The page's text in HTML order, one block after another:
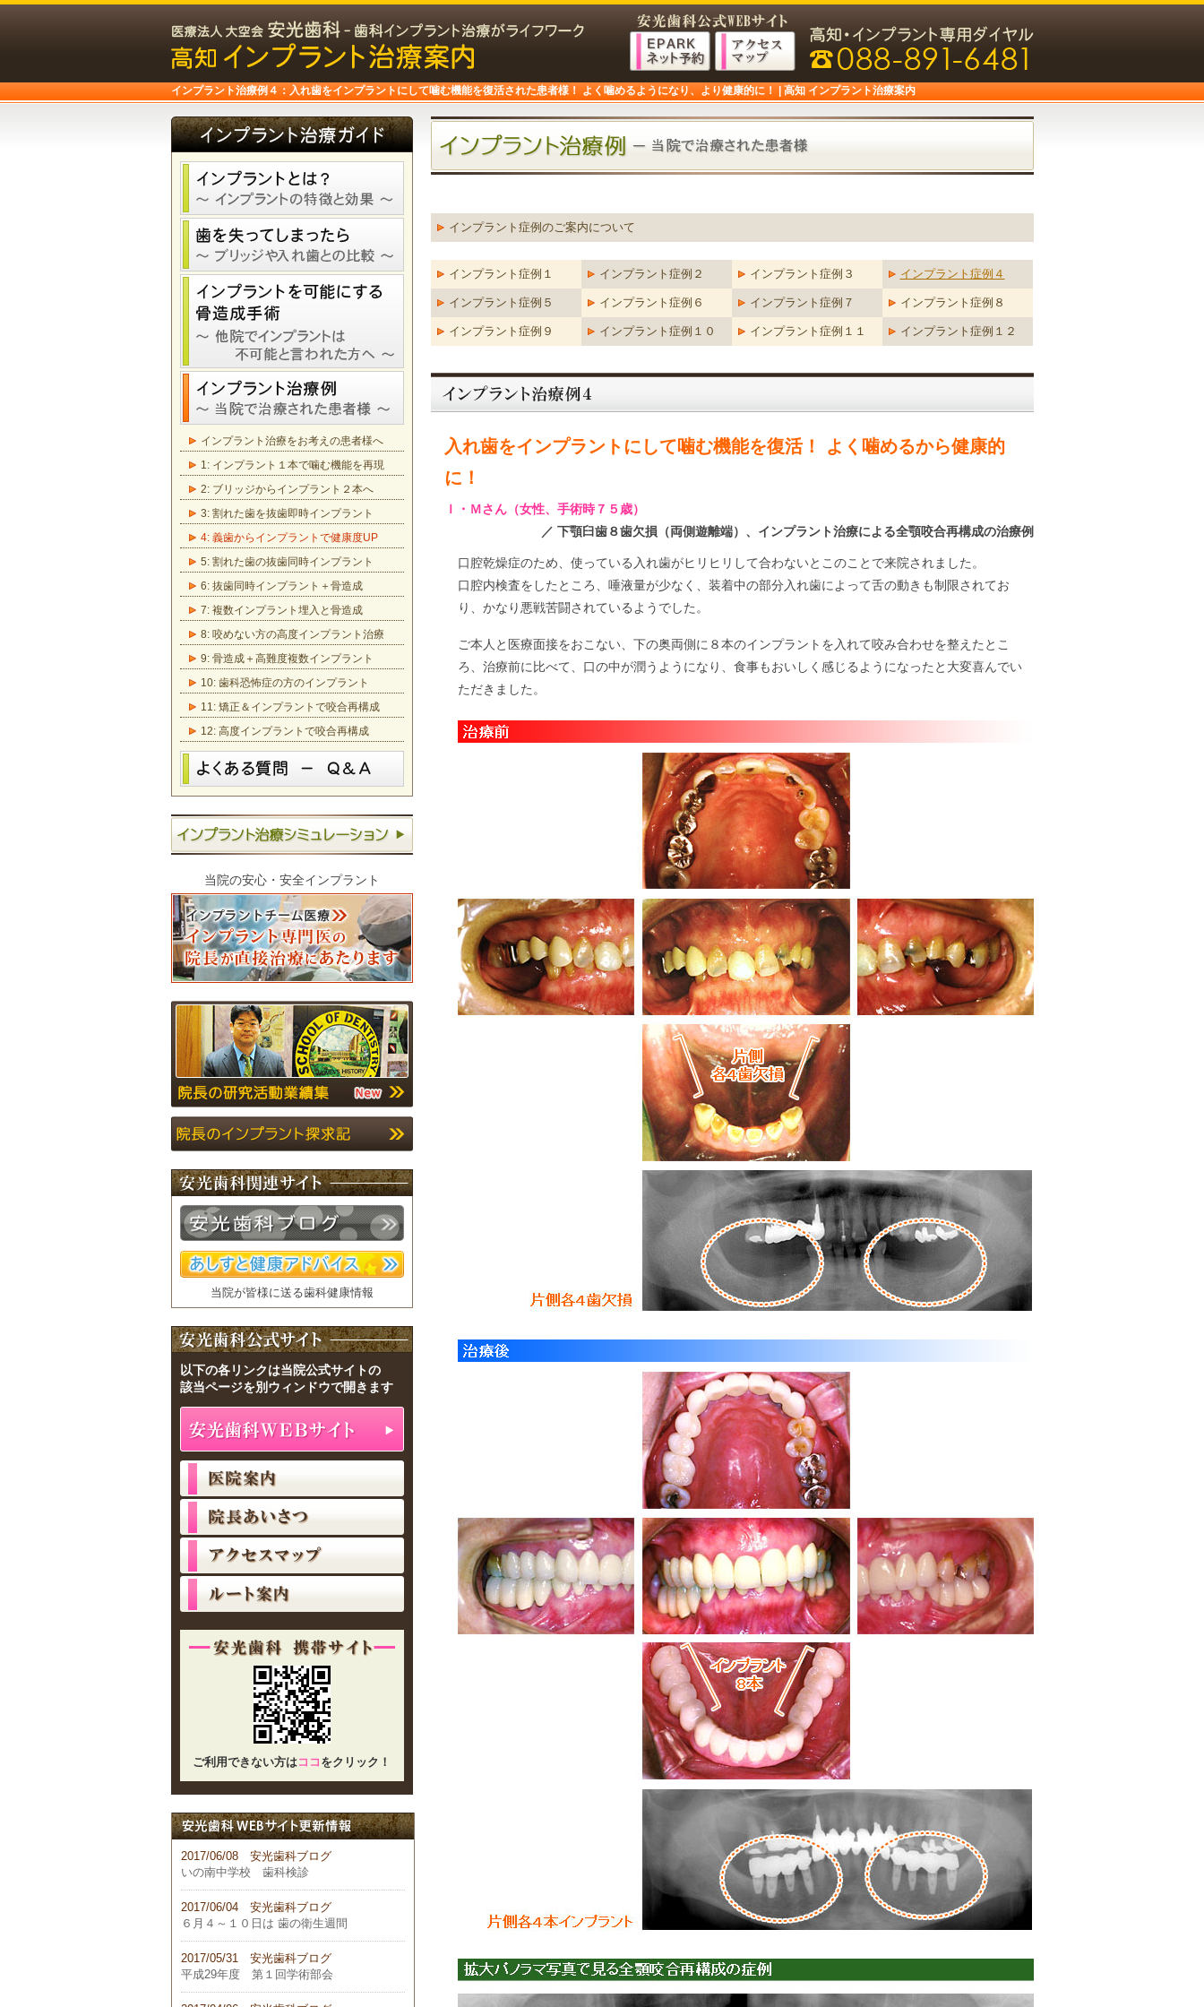
インプラント治療例４：入れ歯をインプラントにして噛む機能を復活された患者様！ よく噛めるようになり、より健康的に！ | 高知 インプラント治療案内
インプラント症例のご案内について
インプラント症例１ インプラント症例２ インプラント症例３ インプラント症例４
インプラント症例５ インプラント症例６ インプラント症例７ インプラント症例８
インプラント症例９ インプラント症例１０ インプラント症例１１ インプラント症例１２
入れ歯をインプラントにして噛む機能を復活！ よく噛めるから健康的
に！
Ｉ・Ｍさん（女性、手術時７５歳）
／ 下顎臼歯８歯欠損（両側遊離端）、インプラント治療による全顎咬合再構成の治療例
口腔乾燥症のため、使っている入れ歯がヒリヒリして合わないとこのことで来院されました。
口腔内検査をしたところ、唾液量が少なく、装着中の部分入れ歯によって舌の動きも制限されてお
り、かなり悪戦苦闘されているようでした。
ご本人と医療面接をおこない、下の奥両側に８本のインプラントを入れて咬み合わせを整えたとこ
ろ、治療前に比べて、口の中が潤うようになり、食事もおいしく感じるようになったと大変喜んでい
ただきました。
インプラント治療をお考えの患者様へ
1: インプラント１本で噛む機能を再現
2: ブリッジからインプラント２本へ
3: 割れた歯を抜歯即時インプラント
4: 義歯からインプラントで健康度UP
5: 割れた歯の抜歯同時インプラント
6: 抜歯同時インプラント＋骨造成
7: 複数インプラント埋入と骨造成
8: 咬めない方の高度インプラント治療
9: 骨造成＋高難度複数インプラント
10: 歯科恐怖症の方のインプラント
11: 矯正＆インプラントで咬合再構成
12: 高度インプラントで咬合再構成
当院の安心・安全インプラント
当院が皆様に送る歯科健康情報
以下の各リンクは当院公式サイトの
該当ページを別ウィンドウで開きます
ご利用できない方はココ をクリック！
2017/06/08 安光歯科ブログ
いの南中学校 歯科検診
2017/06/04 安光歯科ブログ
６月４～１０日は 歯の衛生週間
2017/05/31 安光歯科ブログ
平成29年度 第１回学術部会